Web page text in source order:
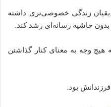
زندگی خصوصی‌تری داشته
بدون حاشیه‌ رسانه‌ای رشد کند.
هیچ وجه به معنای کنار گذاشتن‌
بود.